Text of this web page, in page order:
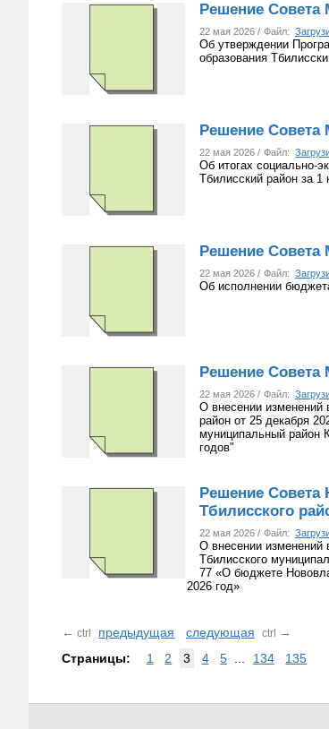
Решение Совета
22 мая 2026 / Файл:
Об утверждении
образования
Решение Совета
22 мая 2026 / Файл:
Об итогах социально-
Тбилисский район за 1
Решение Совета
22 мая 2026 / Файл:
Об исполнении
Решение Совета
22 мая 2026 / Файл:
О внесении изменений
район от 25 декабря
муниципальный район
годов"
Решение Совета
Тбилисского
22 мая 2026 / Файл:
О внесении изменений
Тбилисского
77 «О бюджете
2026 год»
← ctrl предыдущая следующая ctrl
→
Страницы:
1 2 3 4 5 134 135